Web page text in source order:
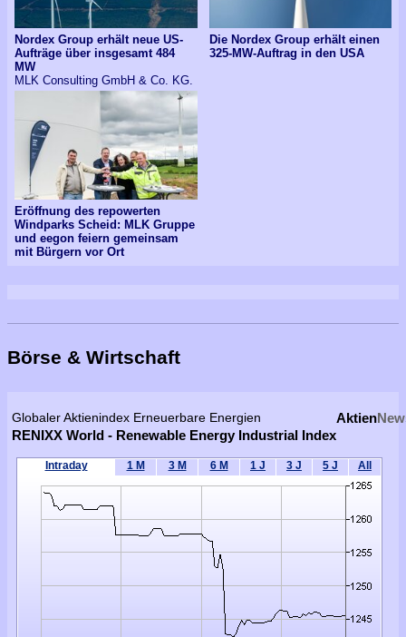
Nordex Group erhält neue US-
Aufträge über insgesamt 484
MW
Die Nordex Group erhält einen
325-MW-Auftrag in den USA
MLK Consulting GmbH & Co. KG.
Eröffnung des repowerten
Windparks Scheid: MLK Gruppe
und eegon feiern gemeinsam
mit Bürgern vor Ort
Börse & Wirtschaft
Globaler Aktienindex Erneuerbare Energien
RENIXX World - Renewable Energy Industrial Index
Aktien